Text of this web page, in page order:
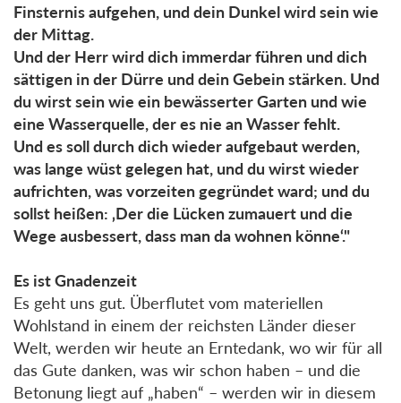
Finsternis aufgehen, und dein Dunkel wird sein wie
der Mittag.
Und der Herr wird dich immerdar führen und dich
sättigen in der Dürre und dein Gebein stärken. Und
du wirst sein wie ein bewässerter Garten und wie
eine Wasserquelle, der es nie an Wasser fehlt.
Und es soll durch dich wieder aufgebaut werden,
was lange wüst gelegen hat, und du wirst wieder
aufrichten, was vorzeiten gegründet ward; und du
sollst heißen: ‚Der die Lücken zumauert und die
Wege ausbessert, dass man da wohnen könne‘."
Es ist Gnadenzeit
Es geht uns gut. Überflutet vom materiellen
Wohlstand in einem der reichsten Länder dieser
Welt, werden wir heute an Erntedank, wo wir für all
das Gute danken, was wir schon haben – und die
Betonung liegt auf „haben“ – werden wir in diesem